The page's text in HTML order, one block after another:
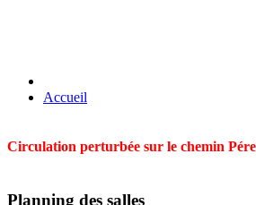
Accueil
Circulation perturbée sur le chemin
Planning des salles